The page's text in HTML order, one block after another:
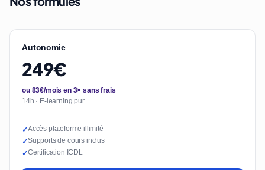
Autonomie
249€
ou 83€/mois en 3× sans frais
14h · E-learning pur
✓Accès plateforme illimité
✓Supports de cours inclus
✓Certification ICDL